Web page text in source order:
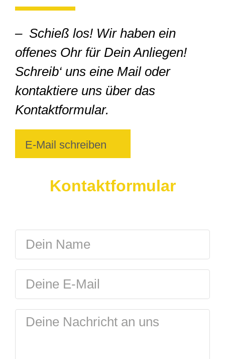
– Schieß los! Wir haben ein
offenes Ohr für Dein Anliegen!
Schreib‘ uns eine Mail oder
kontaktiere uns über das
Kontaktformular.
E-Mail schreiben
Kontaktformular